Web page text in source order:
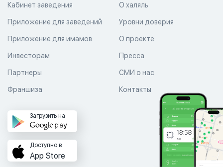
О халяль
Уровни доверия
Кабинет заведения
Приложение для заведений
Приложение для имамов О проекте
Пресса
СМИ о нас
Контакты
Инвесторам
Партнеры
Франшиза
Загрузить на
Доступно в
App Store